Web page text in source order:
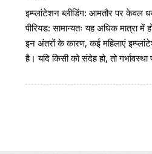
इम्प्लांटेशन ब्लीडिंग: आमतौर पर केवल
पीरियड: सामान्यतः यह अधिक मात्रा
इन अंतरों के कारण, कई महिलाएं
है। यदि किसी को संदेह हो, तो